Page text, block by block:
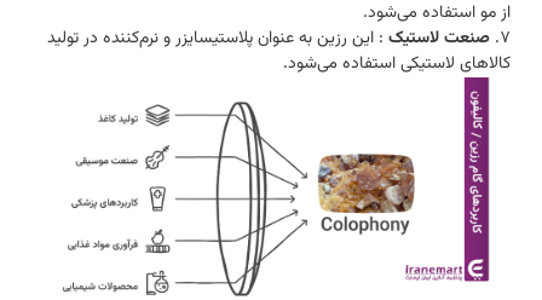
از مو استفاده می‌شود.
صنعت لاستیک : این رزین به عنوان پلاستیسایزر و نرم‌کننده در تولید
کالاهای لاستیکی استفاده می‌شود.